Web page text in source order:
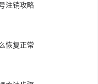
注销攻略
恢复正常